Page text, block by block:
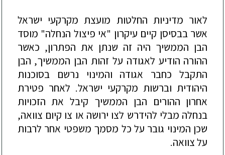
לאור מדיניות החלטות מועצת מקרקעי ישראל
אשר בבסיסן קיים עיקרון "אי פיצול הנחלה" מוסד
הבן הממשיך היה זה שנתן את הפתרון, כאשר
ההורה הודיע לאגודה על זהות הבן הממשיך, הבן
התקבל כחבר אגודה והמינוי נרשם בסוכנות
היהודית וברשות מקרקעי ישראל. לאחר פטירת
אחרון ההורים הבן הממשיך קיבל את הזכויות
בנחלה מבלי להידרש לצו ירושה או צו קיום צוואה,
שכן המינוי גובר על כל מסמך משפטי אחר לרבות
על צוואה.